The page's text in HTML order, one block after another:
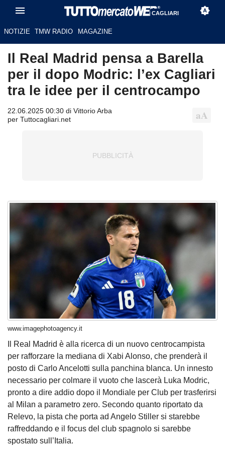
CAGLIARI
NOTIZIE TMW RADIO MAGAZINE
Il Real Madrid pensa a Barella
per il dopo Modric: l’ex Cagliari
tra le idee per il centrocampo
22.06.2025 00:30 di Vittorio Arba
per Tuttocagliari.net
www.imagephotoagency.it
Il Real Madrid è alla ricerca di un nuovo centrocampista
per rafforzare la mediana di Xabi Alonso, che prenderà il
posto di Carlo Ancelotti sulla panchina blanca. Un innesto
necessario per colmare il vuoto che lascerà Luka Modric,
pronto a dire addio dopo il Mondiale per Club per trasferirsi
al Milan a parametro zero. Secondo quanto riportato da
Relevo, la pista che porta ad Angelo Stiller si starebbe
raffreddando e il focus del club spagnolo si sarebbe
spostato sull’Italia.